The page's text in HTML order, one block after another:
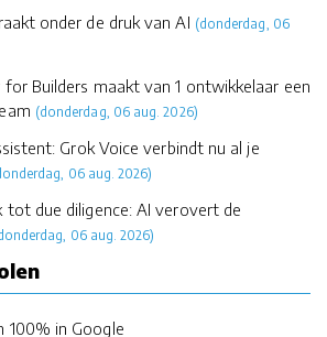
onder de druk van AI (donderdag, 06
Builders maakt van 1 ontwikkelaar een
(donderdag, 06 aug. 2026)
Grok Voice verbindt nu al je
06 aug. 2026)
tot due diligence: AI verovert de
06 aug. 2026)
100% in Google